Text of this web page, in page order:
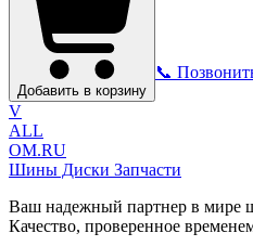
Добавить в корзину
📞
V
ALL
OM.RU
Шины Диски Запчасти
Ваш надежный партнер в мире
Качество, проверенное